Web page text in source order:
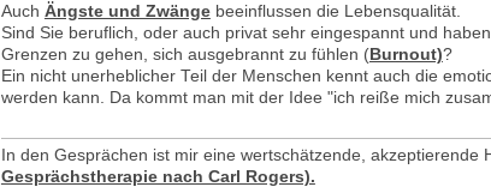
Auch Ängste und Zwängebeeinflussen die Lebensqualität.
Sind Sie beruflich, oder auch privat sehr eingespannt und
Grenzen zu gehen, sich ausgebrannt zu fühlen (Burnout)?
Ein nicht unerheblicher Teil der Menschen kennt auch die
werden kann. Da kommt man mit der Idee "ich reiße mich
In den Gesprächen ist mir eine wertschätzende, akzeptierende
Gesprächstherapie nach Carl Rogers).